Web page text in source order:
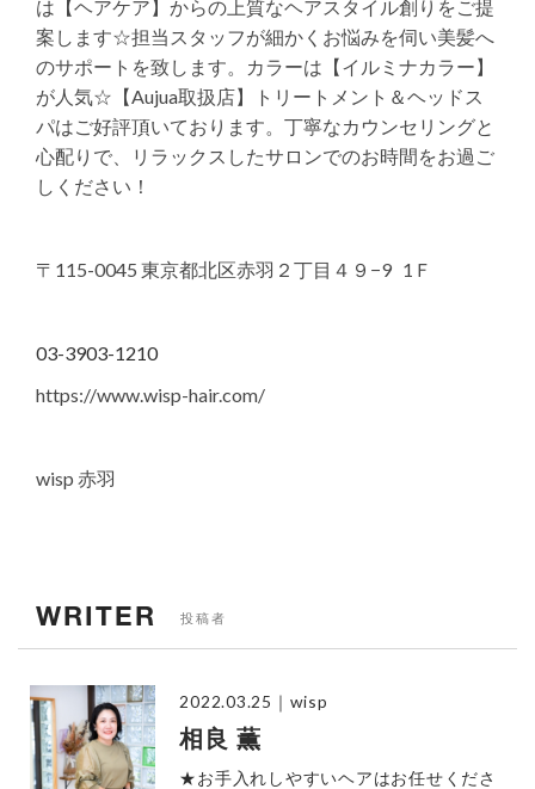
は【ヘアケア】からの上質なヘアスタイル創りをご提
案します☆担当スタッフが細かくお悩みを伺い美髪へ
のサポートを致します。カラーは【イルミナカラー】
が人気☆【Aujua取扱店】トリートメント＆ヘッドス
パはご好評頂いております。丁寧なカウンセリングと
心配りで、リラックスしたサロンでのお時間をお過ご
しください！
〒115-0045 東京都北区赤羽２丁目４９−9 1Ｆ
03-3903-1210
https://www.wisp-hair.com/
wisp 赤羽
WRITER 投稿者
2022.03.25 ｜wisp
相良 薫
★お手入れしやすいヘアはお任せくださ